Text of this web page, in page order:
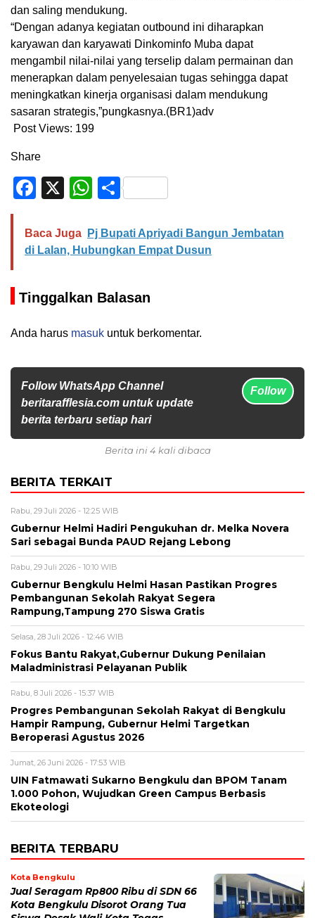
dan saling mendukung.
“Dengan adanya kegiatan outbound ini diharapkan
karyawan dan karyawati Dinkominfo Muba dapat
mengambil nilai-nilai yang terselip dalam permainan dan
menerapkan dalam penyelesaian tugas sehingga dapat
meningkatkan kinerja organisasi dalam mendukung
sasaran strategis,”pungkasnya.(BR1)adv
Post Views: 199
Share
Facebook
X WhatsApp
Share
Baca Juga
Pj Bupati Apriyadi Bangun Jembatan
di Lalan, Hubungkan Empat Dusun
Tinggalkan Balasan
Anda harus masuk untuk berkomentar.
Follow WhatsApp Channel
beritarafflesia.com untuk update
berita terbaru setiap hari
Follow
Berita ini 4 kali dibaca
BERITA TERKAIT
Rabu, 29 Juli 2026 - 12:25 WIB
Gubernur Helmi Hadiri Pengukuhan dr. Melka Novera
Sari sebagai Bunda PAUD Rejang Lebong
Rabu, 29 Juli 2026 - 10:10 WIB
Gubernur Bengkulu Helmi Hasan Pastikan Progres
Pembangunan Sekolah Rakyat Segera
Rampung,Tampung 270 Siswa Gratis
Selasa, 28 Juli 2026 - 12:46 WIB
Fokus Bantu Rakyat,Gubernur Dukung Penilaian
Maladministrasi Pelayanan Publik
Rabu, 8 Juli 2026 - 15:37 WIB
Progres Pembangunan Sekolah Rakyat di Bengkulu
Hampir Rampung, Gubernur Helmi Targetkan
Beroperasi Agustus 2026
Jumat, 26 Juni 2026 - 17:53 WIB
UIN Fatmawati Sukarno Bengkulu dan BPOM Tanam
1.000 Pohon, Wujudkan Green Campus Berbasis
Ekoteologi
BERITA TERBARU
Kota Bengkulu
Jual Seragam Rp800 Ribu di SDN 66
Kota Bengkulu Disorot Orang Tua